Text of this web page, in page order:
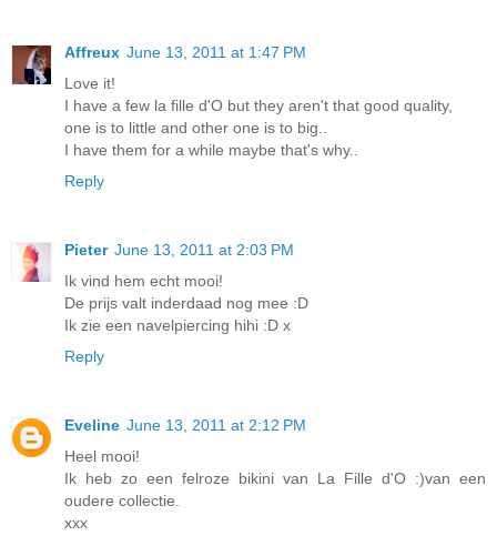
Affreux June 13, 2011 at 1:47 PM
Love it!
I have a few la fille d'O but they aren't that good quality,
one is to little and other one is to big..
I have them for a while maybe that's why..
Reply
Pieter June 13, 2011 at 2:03 PM
Ik vind hem echt mooi!
De prijs valt inderdaad nog mee :D
Ik zie een navelpiercing hihi :D x
Reply
Eveline June 13, 2011 at 2:12 PM
Heel mooi!
Ik heb zo een felroze bikini van La Fille d'O :)van een
oudere collectie.
xxx